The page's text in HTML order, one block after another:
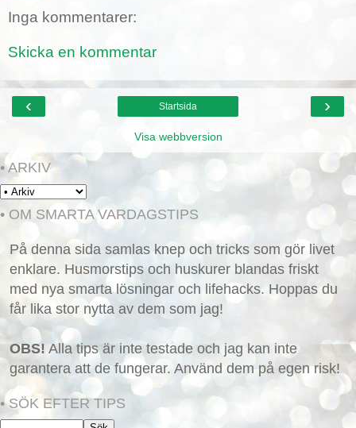
Inga kommentarer:
Skicka en kommentar
‹ ›
Startsida
Visa webbversion
• ARKIV
• OM SMARTA VARDAGSTIPS
På denna sida samlas knep och tricks som gör livet
enklare. Husmorstips och huskurer blandas friskt
med nya smarta lösningar och lifehacks. Hoppas du
får lika stor nytta av dem som jag!
OBS!Alla tips är inte testade och jag kan inte
garantera att de fungerar. Använd dem på egen risk!
• SÖK EFTER TIPS